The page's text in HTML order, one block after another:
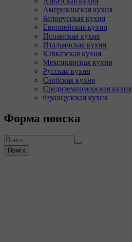
Американская кухня
Белорусская кухня
Европейская кухня
Испанская кухня
Итальянская кухня
Кавказская кухня
Мексиканская кухня
Русская кухня
Сербская кухня
Средиземноморская кухня
Французская кухня
Форма поиска
Поиск